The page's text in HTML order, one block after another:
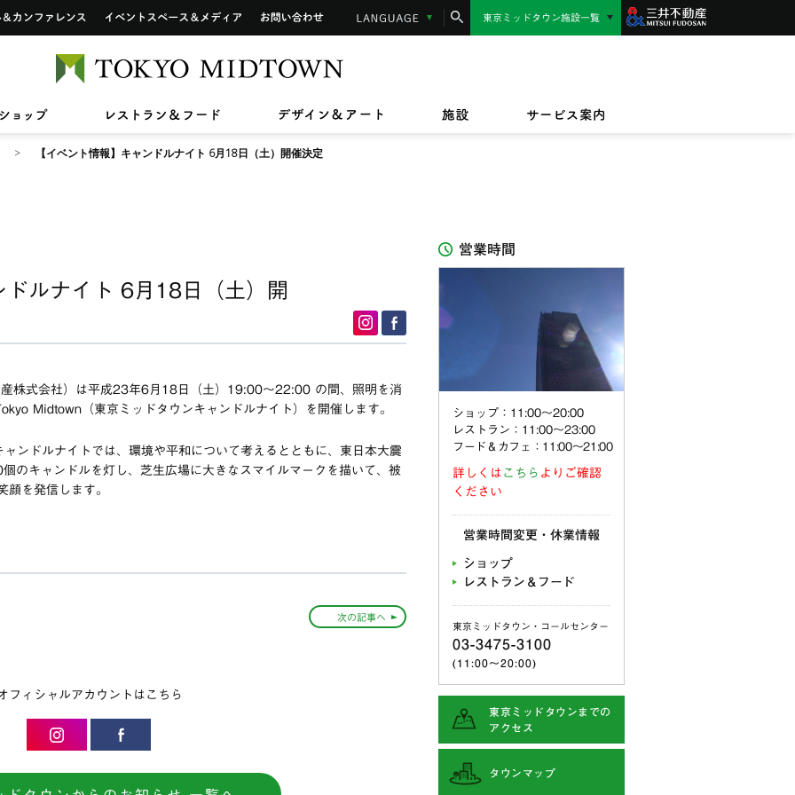
プ ホール&カンファレンス イベントスペース&メディア
お問い合わせ LANGUAGE東京ミッドタウン施設一覧
ショップ レストラン&フード デザイン&アート施設 サービス案内
2026/6/26(金)〜8/6(木)
日本のグラフィックデザイン2026
2026/3/27(金)〜8/9(日)
2026/7/1(水)〜8/31(月)
ン》新規ご入会キャンペーン
2026/7/17(金)〜8/31(月)
アートワーク in 東京ミッドタウン
六本木未来会議
タウン レジデンス
ザ・リッツ・カールトン東京 東京ミッドタウン オフィス ビルボードライブ東京
インフォメーションカウンター コンシェルジュサービス
ご利用可能なカードについて
バリアフリーサービス ペット同伴のお客様へ
【イベント情報】キャンドルナイト 6月18日（土）開催決定
ルナイト 6月18日（土）開
株式会社）は平成23年6月18日（土）19:00～22:00 の間、照明を消
Midtown（東京ミッドタウンキャンドルナイト）を開催します。
ンドルナイトでは、環境や平和について考えるとともに、東日本大震
のキャンドルを灯し、芝生広場に大きなスマイルマークを描いて、被
顔を発信します。
次の記事へ
フィシャルアカウントはこちら
営業時間
ショップ：11:00〜20:00
レストラン：11:00〜23:00
フード＆カフェ：11:00～21:00
詳しくは こちら よりご確認
ください
営業時間変更・休業情報
ショップ
レストラン＆フード
東京ミッドタウン・コールセンター
03-3475-3100
(11:00〜20:00)
東京ミッドタウンまでの
アクセス
タウンマップ